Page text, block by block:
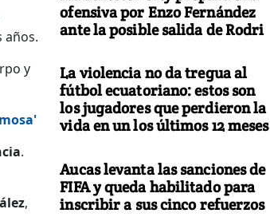
años.
y
.
,
ofensiva por Enzo Fernández
ante la posible salida de Rodri
La violencia no da tregua al
fútbol ecuatoriano: estos son
los jugadores que perdieron la
vida en un los últimos 12 meses
Aucas levanta las sanciones de
FIFA y queda habilitado para
inscribir a sus cinco refuerzos